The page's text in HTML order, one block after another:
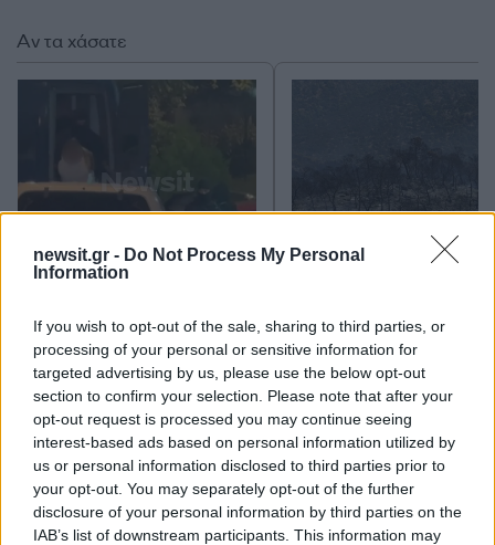
newsit.gr - Do Not Process My Personal
Information
If you wish to opt-out of the sale, sharing to third parties, or
processing of your personal or sensitive information for
targeted advertising by us, please use the below opt-out
section to confirm your selection. Please note that after your
opt-out request is processed you may continue seeing
interest-based ads based on personal information utilized by
us or personal information disclosed to third parties prior to
your opt-out. You may separately opt-out of the further
disclosure of your personal information by third parties on the
IAB’s list of downstream participants. This information may
Σχόλια
Αν τα χάσατε
Marfin: Απολογείται
έφτασε από τη Βρετανία –
Η μεταγωγή στην Ελλάδα
και τα στοιχεία που την
εμπλέκουν
ο ιδιοκτήτης του
πάρκου για τη φωτιά
Πόρτο Γερμενό και
Ξηρονομή